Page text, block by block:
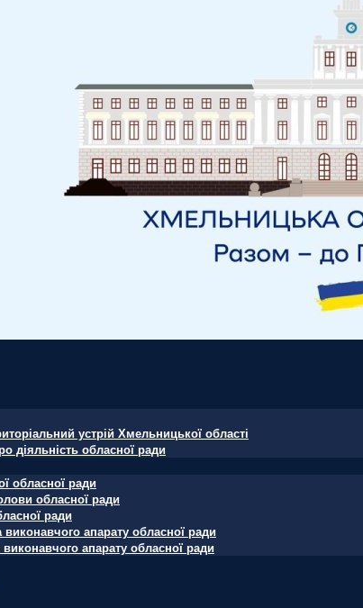
устрій Хмельницької області
діяльність обласної ради
обласної ради
обласної ради
ради
виконавчого апарату обласної ради
апарату обласної ради